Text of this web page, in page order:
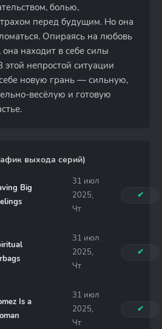
болью,
перед будущим. Но она
Опираясь на любовь
находит в себе силы
непростой ситуации
новую грань — сильную,
весёлую и готовую
выхода серий)
Big
31 июл
2025,
Чт
✔
31 июл
2025,
Чт
✔
Is a
31 июл
2025,
Чт
✔